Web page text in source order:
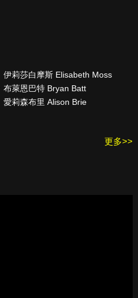
伊莉莎白摩斯 Elisabeth Moss
布萊恩巴特 Bryan Batt
愛莉森布里 Alison Brie
更多>>